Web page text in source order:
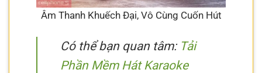
Âm Thanh Khuếch Đại, Vô Cùng Cuốn Hút
Có thể bạn quan tâm: Tải
Phần Mềm Hát Karaoke